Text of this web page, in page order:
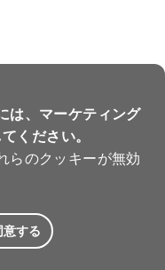
は、マーケティング
ください。
らのクッキーが無効
意する